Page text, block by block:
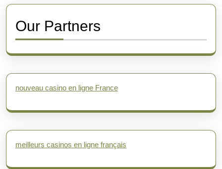
Our Partners
nouveau casino en ligne France
meilleurs casinos en ligne français